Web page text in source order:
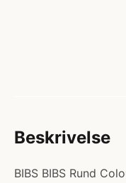
Beskrivelse
BIBS BIBS Rund